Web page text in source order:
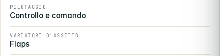
PILOTAGGIO
Controllo e comando
VARIATORI D'ASSETTO
Flaps